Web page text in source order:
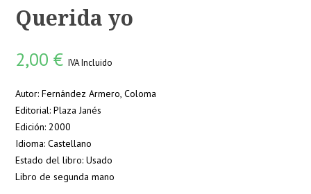
Querida yo
2,00€ IVA Incluido
Autor: Fernández Armero, Coloma
Editorial: Plaza Janés
Edición: 2000
Idioma: Castellano
Estado del libro: Usado
Libro de segunda mano